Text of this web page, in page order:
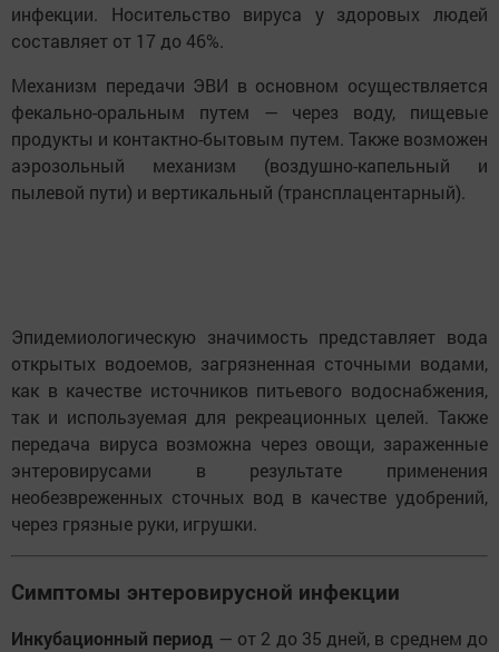
инфекции. Носительство вируса у здоровых людей
составляет от 17 до 46%.
Механизм передачи ЭВИ в основном осуществляется
фекально-оральным путем — через воду, пищевые
продукты и контактно-бытовым путем. Также возможен
аэрозольный механизм (воздушно-капельный и
пылевой пути) и вертикальный (трансплацентарный).
Эпидемиологическую значимость представляет вода
открытых водоемов, загрязненная сточными водами,
как в качестве источников питьевого водоснабжения,
так и используемая для рекреационных целей. Также
передача вируса возможна через овощи, зараженные
энтеровирусами в результате применения
необезвреженных сточных вод в качестве удобрений,
через грязные руки, игрушки.
Симптомы энтеровирусной инфекции
Инкубационный период — от 2 до 35 дней, в среднем до